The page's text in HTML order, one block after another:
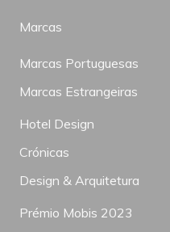
Marcas
Marcas Portuguesas
Marcas Estrangeiras
Hotel Design
Crónicas
Design & Arquitetura
Prémio Mobis 2023